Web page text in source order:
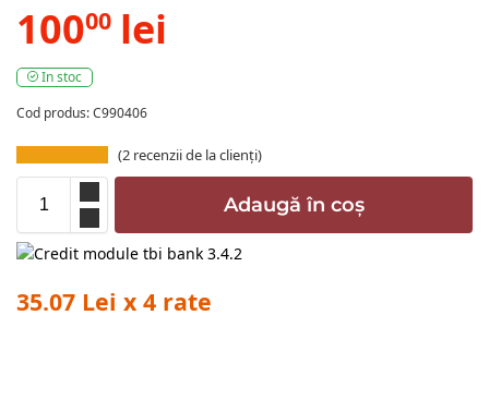
10000 lei
In stoc
Cod produs: C990406
(2 recenzii de la clienți)
Adaugă în coș
35.07 Lei x 4 rate